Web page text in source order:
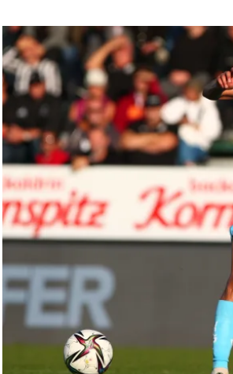
סינית
ליגה ברזילאית
נוספות